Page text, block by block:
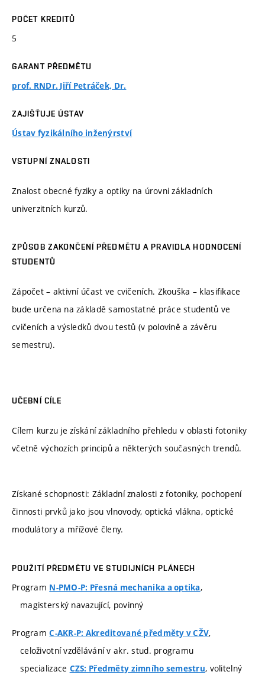
POČET KREDITŮ
5
GARANT PŘEDMĚTU
prof. RNDr. Jiří Petráček, Dr.
ZAJIŠŤUJE ÚSTAV
Ústav fyzikálního inženýrství
VSTUPNÍ ZNALOSTI
Znalost obecné fyziky a optiky na úrovni základních
univerzitních kurzů.
ZPŮSOB ZAKONČENÍ PŘEDMĚTU A PRAVIDLA HODNOCENÍ
STUDENTŮ
Zápočet – aktivní účast ve cvičeních. Zkouška – klasifikace
bude určena na základě samostatné práce studentů ve
cvičeních a výsledků dvou testů (v polovině a závěru
semestru).
UČEBNÍ CÍLE
Cílem kurzu je získání základního přehledu v oblasti fotoniky
včetně výchozích principů a některých současných trendů.
Získané schopnosti: Základní znalosti z fotoniky, pochopení
činnosti prvků jako jsou vlnovody, optická vlákna, optické
modulátory a mřížové členy.
POUŽITÍ PŘEDMĚTU VE STUDIJNÍCH PLÁNECH
Program N-PMO-P: Přesná mechanika a optika,
magisterský navazující, povinný
ProgramC-AKR-P: Akreditované předměty v CŽV,
celoživotní vzdělávání v akr. stud. programu
specializace CZS: Předměty zimního semestru, volitelný